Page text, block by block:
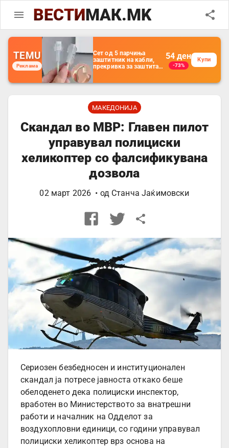
ВЕСТИМАК.MK
TEMU
Реклама
Држач за полнење
на телефон кој се
монтира на ѕид -
организатор за
далечински
управувач
56 ден
-35%
Купи
МАКЕДОНИЈА
Скандал во МВР: Главен пилот
управувал полициски
хеликоптер со фалсификувана
дозвола
02 март 2026 • од Станча Јаќимовски
Сериозен безбедносен и институционален
скандал ја потресе јавноста откако беше
обелоденето дека полициски инспектор,
вработен во Министерството за внатрешни
работи и началник на Одделот за
воздухопловни единици, со години управувал
полициски хеликоптер врз основа на